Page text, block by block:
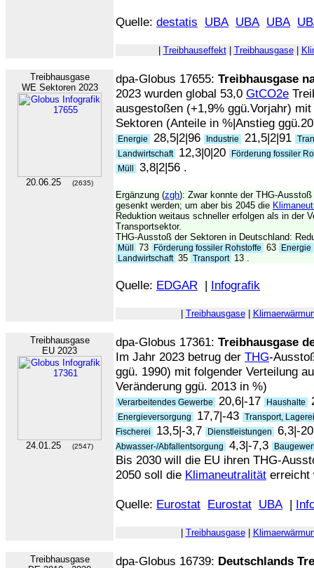
Quelle: destatis UBA UBA UBA
Treibhauseffekt| Treibhausgase|
Treibhausgase
WE Sektoren 2023
20.06.25 (2635)
dpa-Globus 17655: Treibhausgase
2023 wurden global 53,0 GtCO2e
ausgestoßen (+1,9% ggü.Vorjahr)
Sektoren (Anteile in %|Anstieg
Energie 28,5|2|96 Industrie 21,5|2|91
Landwirtschaft 12,3|0|20
Förderung fossiler
Müll
3,8|2|56 .
Ergänzung (zgh): Zwar konnte der THG-
gesenkt werden; um aber bis 2045 die
Reduktion weitaus schneller erfolgen als in der
Transportsektor.
THG-Ausstoß der Sektoren in Deutschland:
Müll 73 Förderung fossiler Rohstoffe 63 Energie
Landwirtschaft 35 Transport 13 .
Quelle: EDGAR | Infografik
Treibhausgase|
Treibhausgase
EU 2023
24.01.25 (2547)
dpa-Globus 17361: Treibhausgase
Im Jahr 2023 betrug der THG-
ggü. 1990) mit folgender Verteilung
Veränderung ggü. 2013 in %)
Verarbeitendes Gewerbe 20,6|-17 Haushalte
Energieversorgung 17,7|-43 Transport,
Fischerei
13,5|-3,7 Dienstleistungen 6,3|-
Abwasser-/Abfallentsorgung 4,3|-7,3
Bis 2030 will die EU ihren THG-
2050 soll die Klimaneutralität erreicht
Quelle: Eurostat Eurostat UBA|
Treibhausgase|
Treibhausgase
dpa-Globus 16739: Deutschlands